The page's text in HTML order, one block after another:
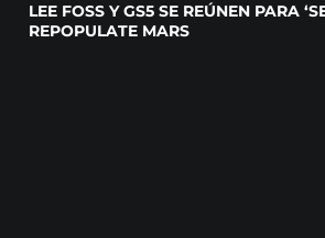
LEE FOSS Y GS5 SE REÚNEN PARA
REPOPULATE MARS